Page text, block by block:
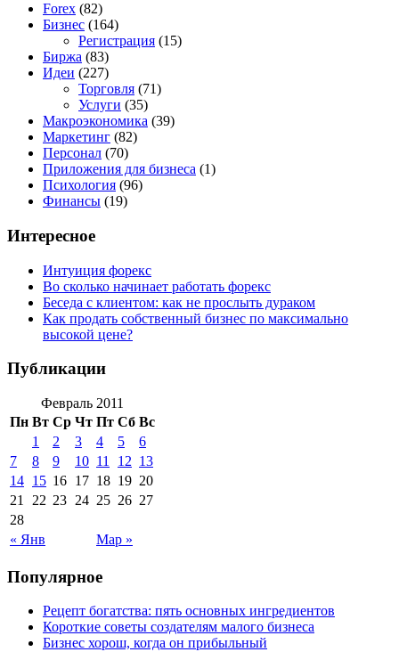
Forex (82)
Бизнес (164)
Регистрация (15)
Биржа (83)
Идеи (227)
Торговля (71)
Услуги (35)
Макроэкономика (39)
Маркетинг (82)
Персонал (70)
Приложения для бизнеса (1)
Психология (96)
Финансы (19)
Интересное
Интуиция форекс
Во сколько начинает работать форекс
Беседа с клиентом: как не прослыть дураком
Как продать собственный бизнес по максимально
высокой цене?
Публикации
Февраль 2011
Пн Вт Ср Чт Пт Сб Вс
« Янв Мар »
1 2 3 4 5
6
7
8 9 10 11 12 13
14 15 16 17 18 19 20
21
22 23 24 25 26 27
28
Популярное
Рецепт богатства: пять основных ингредиентов
Короткие советы создателям малого бизнеса
Бизнес хорош, когда он прибыльный